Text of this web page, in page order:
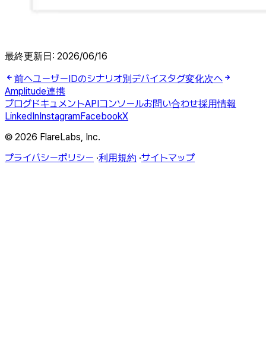
最終更新日: 2026/06/16
前へユーザーIDのシナリオ別デバイスタグ変化次へ
Amplitude連携
ブログ ドキュメントAPI コンソールお問い合わせ採用情報
LinkedIn Instagram FacebookX
© 2026 FlareLabs, Inc.
プライバシーポリシー ·利用規約 ·サイトマップ